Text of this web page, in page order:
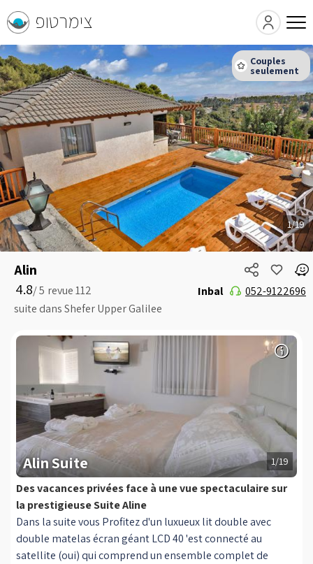
צימרטופ
Alin
5 /
4.8
suite dans Shefer Upper Galilee
Inbal 052-9122696
1/19
1/19
Alin Suite
Des vacances privées face à une vue spectaculaire sur
la prestigieuse Suite Aline
Dans la suite vous Profitez d'un luxueux lit double avec
double matelas écran géant LCD 40 'est connecté au
satellite (oui) qui comprend un ensemble complet de